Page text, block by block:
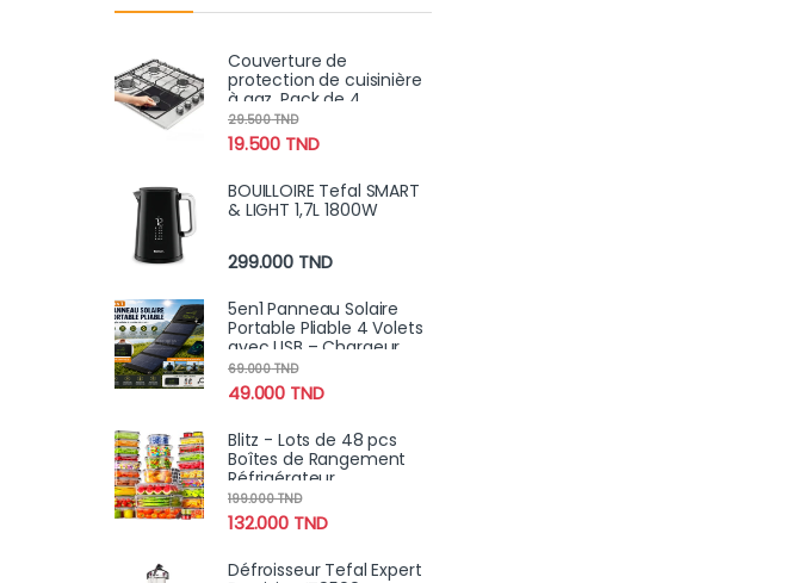
Couverture de
protection de cuisinière
à gaz, Pack de 4
19.500 TND
29.500TND
BOUILLOIRE Tefal SMART
& LIGHT 1,7L 1800W
299.000 TND
5en1 Panneau Solaire
Portable Pliable 4 Volets
avec USB – Chargeur
Solaire Haute Puissance
49.000 TND
69.000TND
Blitz - Lots de 48 pcs
Boîtes de Rangement
Réfrigérateur
Alimentaire Transparent
Cuisine & Placards (24
Boîtes + 24 Couvercles)
132.000 TND
199.000TND
Défroisseur Tefal Expert